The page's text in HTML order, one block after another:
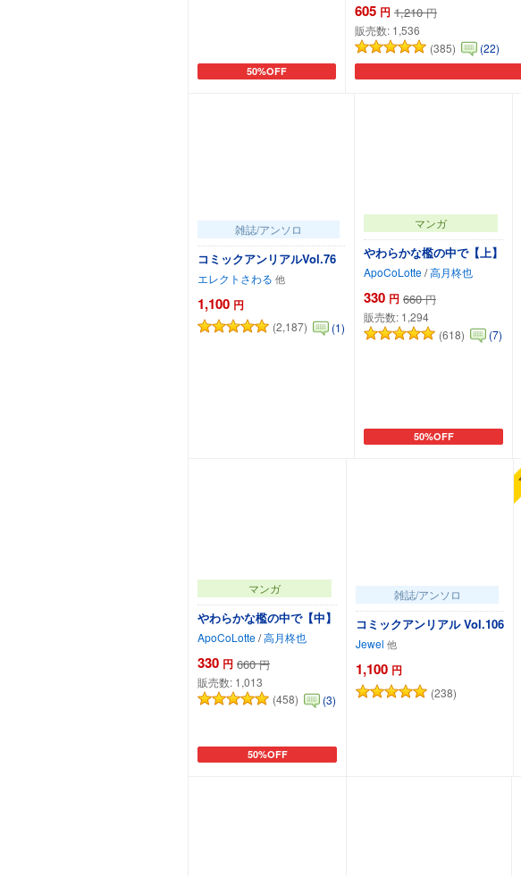
50%OFF
カートに追加
605 円 1,210 円
販売数: 1,536
(385)
(22)
雑誌/アンソロ
コミックアンリアルVol.76
エレクトさわる
1,100 円
(2,187) (1)
マンガ
やわらかな檻の中で【上】
ApoCoLotte/高月柊也
330 円 660 円
販売数: 1,294
(618)
(7)
50%OFF
カートに追加
マンガ
やわらかな檻の中で【中】
ApoCoLotte/高月柊也
330 円 660 円
販売数: 1,013
(458)
(3)
50%OFF
カートに追加
雑誌/アンソロ
コミックアンリアル Vol.106
Jewel
1,100 円
(238)